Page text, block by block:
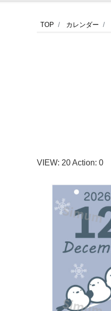
2026
マ
TOP カレンダー
VIEW: 20Action: 0